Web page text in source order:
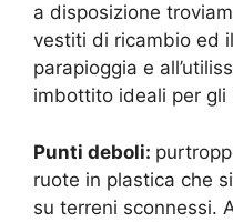
a disposizione
vestiti di ricambio ed
parapioggia e
imbottito ideali per gli
Punti deboli:
ruote in plastica che
su terreni sconnessi.